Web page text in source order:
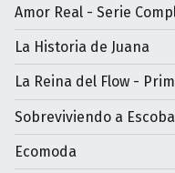
Amor Real - Serie
La Historia de Juana
La Reina del Flow -
Sobreviviendo a
Ecomoda